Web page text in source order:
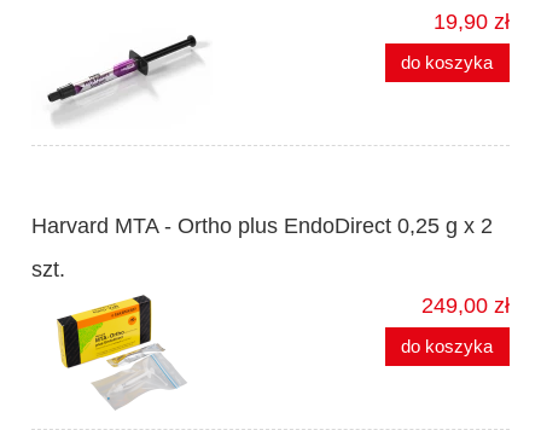
19,90 zł
do koszyka
Harvard MTA - Ortho plus EndoDirect 0,25 g x 2
szt.
249,00 zł
do koszyka